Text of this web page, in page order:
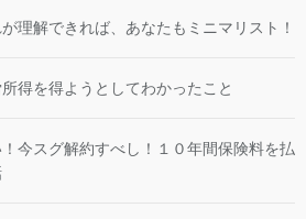
理解できれば、あなたもミニマリスト！
得を得ようとしてわかったこと
今スグ解約すべし！１０年間保険料を払